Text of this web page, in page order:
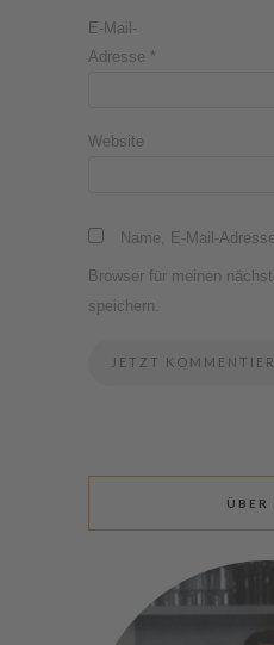
E-Mail-
Adresse *
Website
Name, E-Mail-
Browser für meinen
speichern.
ÜBER